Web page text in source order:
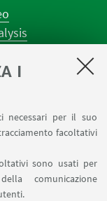
I
necessari per il suo
facoltativi
sono usati per
comunicazione
CHIMIND